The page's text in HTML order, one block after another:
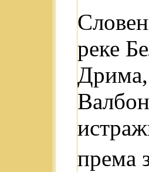
реке
Дрима,
према